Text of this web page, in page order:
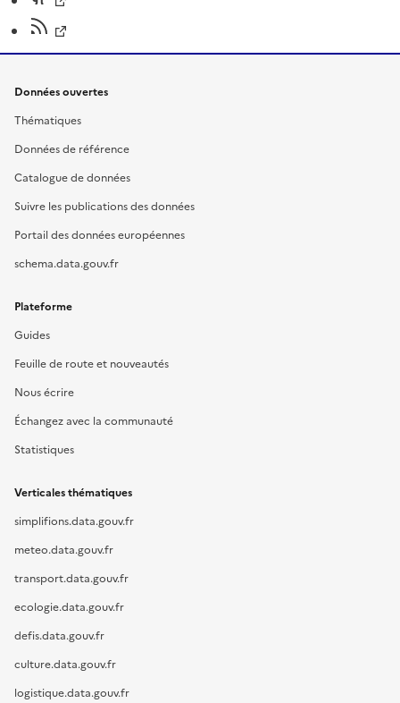
Données ouvertes
Thématiques
Données de référence
Catalogue de données
Suivre les publications des données
Portail des données européennes
schema.data.gouv.fr
Plateforme
Guides
Feuille de route et nouveautés
Nous écrire
Échangez avec la communauté
Statistiques
Verticales thématiques
simplifions.data.gouv.fr
meteo.data.gouv.fr
transport.data.gouv.fr
ecologie.data.gouv.fr
defis.data.gouv.fr
culture.data.gouv.fr
logistique.data.gouv.fr